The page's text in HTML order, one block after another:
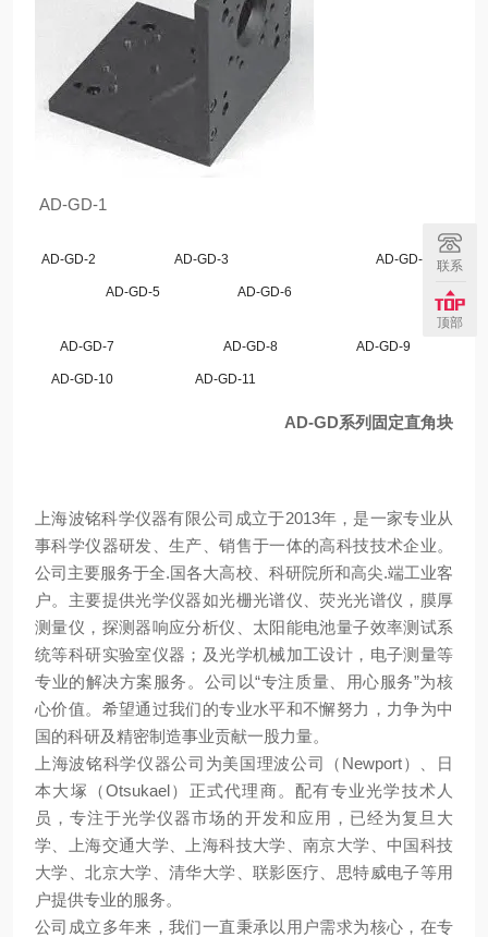
AD-GD-1
AD-GD-2 AD-GD-3 AD-GD-4
AD-GD-5 AD-GD-6
AD-GD-7 AD-GD-8 AD-GD-9
AD-GD-10 AD-GD-11
AD-GD系列 固定直角块
上海波铭科学仪器有限公司成立于2013年，是一家专业从
事科学仪器研发、生产、销售于一体的高科技技术企业。
公司主要服务于全.国各大高校、科研院所和高尖.端工业客
户。主要提供光学仪器如光栅光谱仪、荧光光谱仪，膜厚
测量仪，探测器响应分析仪、太阳能电池量子效率测试系
统等科研实验室仪器；及光学机械加工设计，电子测量等
专业的解决方案服务。公司以“专注质量、用心服务”为核
心价值。希望通过我们的专业水平和不懈努力，力争为中
国的科研及精密制造事业贡献一股力量。
上海波铭科学仪器公司为美国理波公司（Newport）、日
本大塚（Otsukael）正式代理商。配有专业光学技术人
员，专注于光学仪器市场的开发和应用，已经为复旦 大
学、上海交通大学、上海科技大学、南京大学、中国科技
大学、北京大学、清华大学、联影医疗、思特威电子等用
户提供专业的服务。
公司成立多年来，我们一直秉承以用户需求为核心，在专
联系
顶部